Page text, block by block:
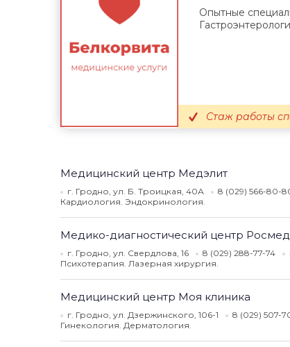
Опытные
Стаж работы
Медицинский центр Медэлит
г. Гродно, ул. Б. Троицкая, 40А 8 (029) 566-80-
Кардиология. Эндокринология.
Медико-диагностический центр Росмед
г. Гродно, ул. Свердлова, 16 8 (029) 288-77-74
Психотерапия. Лазерная хирургия.
Медицинский центр Моя клиника
г. Гродно, ул. Дзержинского, 106-1 8 (029) 507-
Гинекология. Дерматология.